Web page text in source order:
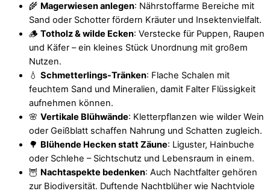
🌾 Magerwiesen anlegen: Nährstoffarme Bereiche mit
Sand oder Schotter fördern Kräuter und Insektenvielfalt.
🪵 Totholz & wilde Ecken: Verstecke für Puppen, Raupen
und Käfer – ein kleines Stück Unordnung mit großem
Nutzen.
💧 Schmetterlings-Tränken: Flache Schalen mit
feuchtem Sand und Mineralien, damit Falter Flüssigkeit
aufnehmen können.
🌸 Vertikale Blühwände: Kletterpflanzen wie wilder Wein
oder Geißblatt schaffen Nahrung und Schatten zugleich.
🌳 Blühende Hecken statt Zäune: Liguster, Hainbuche
oder Schlehe – Sichtschutz und Lebensraum in einem.
🦉 Nachtaspekte bedenken: Auch Nachtfalter gehören
zur Biodiversität. Duftende Nachtblüher wie Nachtviole